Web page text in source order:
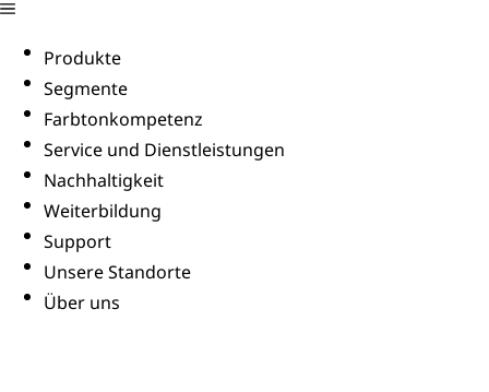
Produkte
Segmente
Farbtonkompetenz
Service und Dienstleistungen
Nachhaltigkeit
Weiterbildung
Support
Unsere Standorte
Über uns